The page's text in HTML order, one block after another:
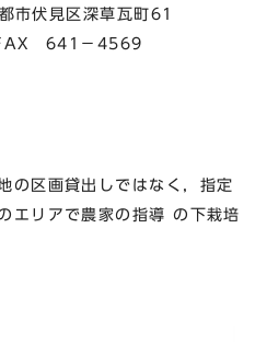
伏見区深草瓦町61
641－4569
の区画貸出しではなく，指定
エリアで農家の指導 の下栽培